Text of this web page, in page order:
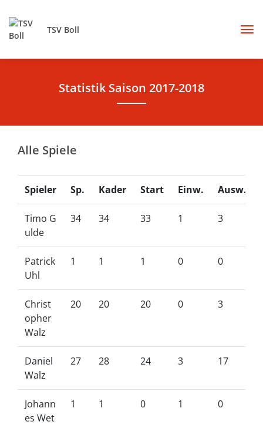
TSV Boll
Statistik Saison 2017-2018
Alle Spiele
Spieler Sp. Kader Start Einw. Ausw.
Timo G
ulde
34 34 33 1 3
Patrick
Uhl
1 1 1 0 0
Christ
opher
Walz
20 20 20 0 3
Daniel
Walz
27 28 24 3 17
Johann
es Wet
1 1 0 1 0